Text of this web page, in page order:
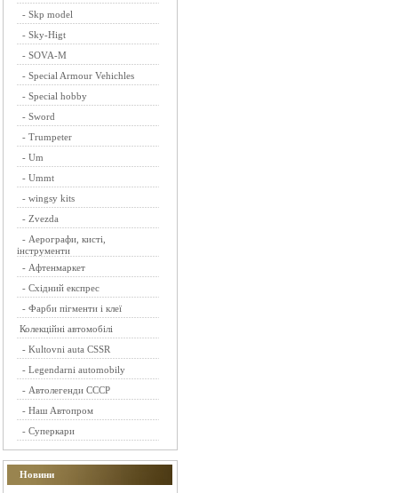
- Skp model
- Sky-Higt
- SOVA-M
- Special Armour Vehichles
- Special hobby
- Sword
- Trumpeter
- Um
- Ummt
- wingsy kits
- Zvezda
- Аерографи, кисті,
інструменти
- Афтенмаркет
- Східний експрес
- Фарби пігменти і клеї
Колекційні автомобілі
- Kultovni auta CSSR
- Legendarni automobily
- Автолегенди СССР
- Наш Автопром
- Суперкари
Новини